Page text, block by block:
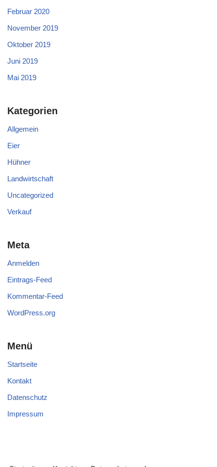
Februar 2020
November 2019
Oktober 2019
Juni 2019
Mai 2019
Kategorien
Allgemein
Eier
Hühner
Landwirtschaft
Uncategorized
Verkauf
Meta
Anmelden
Eintrags-Feed
Kommentar-Feed
WordPress.org
Menü
Startseite
Kontakt
Datenschutz
Impressum